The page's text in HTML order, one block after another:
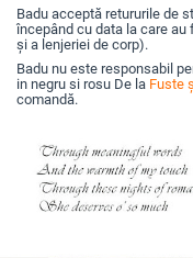
Badu acceptă retururile de
începând cu data la care
și a lenjeriei de corp).
Badu nu este responsabil
in negru si rosu De la Fuste
comandă.